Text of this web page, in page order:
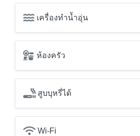
พัดลม
เครื่องฟอกอากาศ / กรองอากาศ
เครื่องทำน้ำอุ่น
ห้องครัว